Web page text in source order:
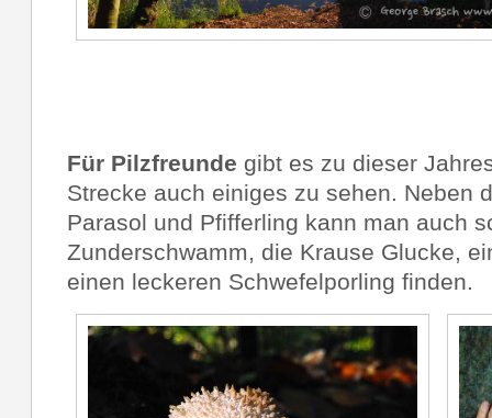
Für Pilzfreunde gibt es zu dieser
Strecke auch einiges zu sehen. Neben
Parasol und Pfifferling kann man auch
Zunderschwamm, die Krause Glucke,
einen leckeren Schwefelporling finden.